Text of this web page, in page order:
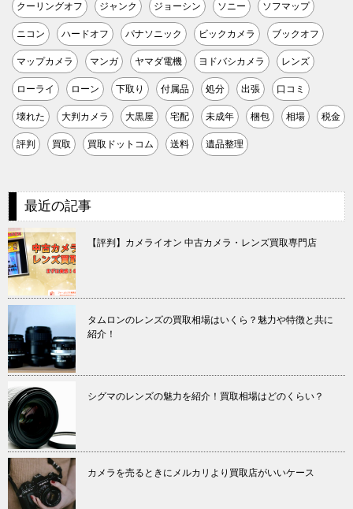
クーリングオフ ジャンク ジョーシン ソニー ソフマップ
ニコン ハードオフ パナソニック ビックカメラ ブックオフ
マップカメラ マンガ ヤマダ電機 ヨドバシカメラ レンズ
ローライ ローン 下取り 付属品 処分 出張 口コミ
壊れた 大判カメラ 大黒屋 宅配 未成年 梱包 相場 税金
評判 買取 買取ドットコム 送料 遺品整理
最近の記事
【評判】カメライオン 中古カメラ・レンズ買取専門店
タムロンのレンズの買取相場はいくら？魅力や特徴と共に
紹介！
シグマのレンズの魅力を紹介！買取相場はどのくらい？
カメラを売るときにメルカリより買取店がいいケース